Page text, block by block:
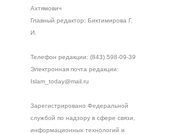
Ахтямович
Главный редактор: Биктимирова Г.
И.
Телефон редакции: (843) 598-09-39
Электронная почта редакции:
Islam_today@mail.ru
Зарегистрировано Федеральной
службой по надзору в сфере связи,
информационных технологий и